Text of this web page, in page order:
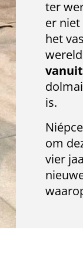
ter
er
het
is.
om
vier